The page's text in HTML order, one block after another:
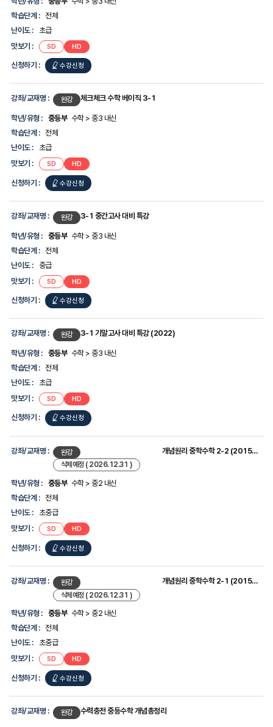
학습단계 :
전체
난이도 :
초급
맛보기 :
SD HD
신청하기 : 수강신청
강좌/교재명 : 완강 체크체크 수학 베이직 3-1
학년/유형 : 중등부 수학 > 중3 내신
학습단계 :
전체
난이도 :
초급
맛보기 :
SD HD
신청하기 : 수강신청
강좌/교재명 : 완강 3-1 중간고사 대비 특강
학년/유형 : 중등부 수학 > 중3 내신
학습단계 :
전체
난이도 :
중급
맛보기 :
SD HD
신청하기 : 수강신청
강좌/교재명 : 완강 3-1 기말고사 대비 특강 (2022)
학년/유형 : 중등부 수학 > 중3 내신
학습단계 :
전체
난이도 :
초급
맛보기 :
SD HD
신청하기 : 수강신청
강좌/교재명 :
완강
삭제예정 ( 2026.12.31 )
개념원리 중학수학 2-2 (2015개정)
학년/유형 : 중등부 수학 > 중2 내신
학습단계 :
전체
난이도 :
초중급
맛보기 :
SD HD
신청하기 : 수강신청
강좌/교재명 :
완강
삭제예정 ( 2026.12.31 )
개념원리 중학수학 2-1 (2015개정)
학년/유형 : 중등부 수학 > 중2 내신
학습단계 :
전체
난이도 :
초중급
맛보기 :
SD HD
신청하기 : 수강신청
강좌/교재명 : 완강 수력충전 중등수학 개념총정리